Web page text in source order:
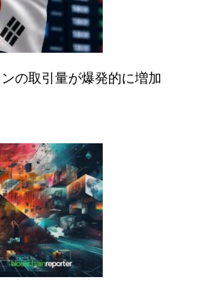
の取引量が爆発的に増加